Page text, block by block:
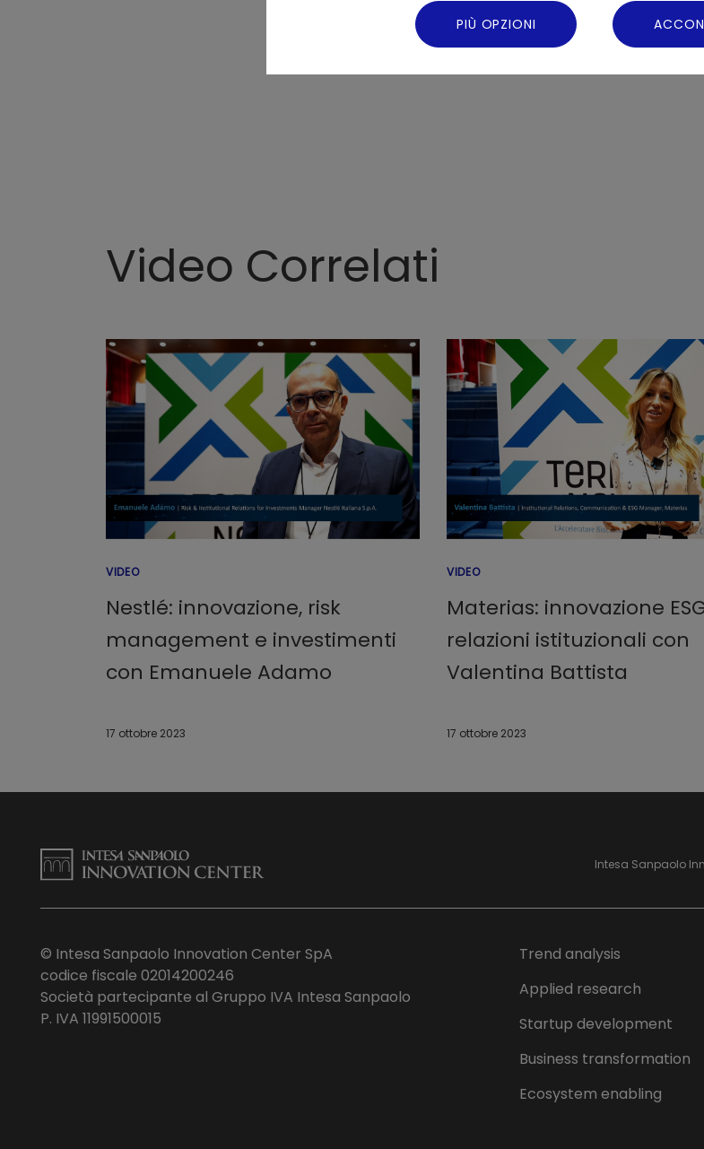
Video Correlati
VIDEO
Nestlé: innovazione, risk
management e investimenti
con Emanuele Adamo
17 ottobre 2023
VIDEO
Materias: innovazione
relazioni istituzionali con
Valentina Battista
17 ottobre 2023
Intesa Sanpaolo
© Intesa Sanpaolo Innovation Center SpA
codice fiscale 02014200246
Società partecipante al Gruppo IVA Intesa Sanpaolo
P. IVA 11991500015
Trend analysis
Applied research
Startup development
Business transformation
Ecosystem enabling
PIÙ OPZIONI